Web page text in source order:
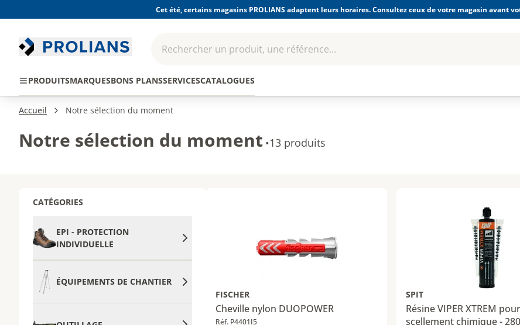
Cet été, certains magasins PROLIANS adaptent leurs horaires. Consultez ceux de votre magasin avant
Rechercher un produit, une référence...
PRODUITSMARQUESBONS PLANSSERVICESCATALOGUES
individuelle
Outillage Consommables
Accueil Notre sélection du moment
Notre sélection du moment •13 produits
CATÉGORIES
EPI - PROTECTION
INDIVIDUELLE
ÉQUIPEMENTS DE CHANTIER
FISCHER
Cheville nylon DUOPOWER
Réf. P4401I5
SPIT
Résine VIPER XTREM pour
scellement chimique -